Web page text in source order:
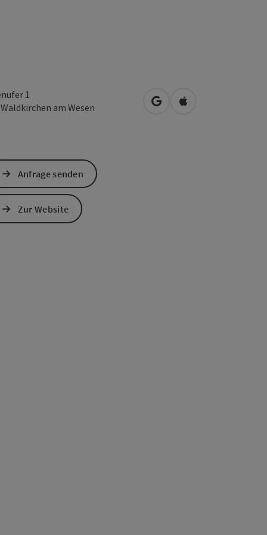
1
Waldkirchen am Wesen in Google Maps öffnen
in Apple Maps
Anfrage senden
Zur Website